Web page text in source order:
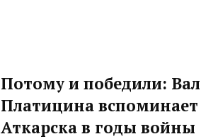
Потому и победили:
Платицина
Аткарска в годы войны